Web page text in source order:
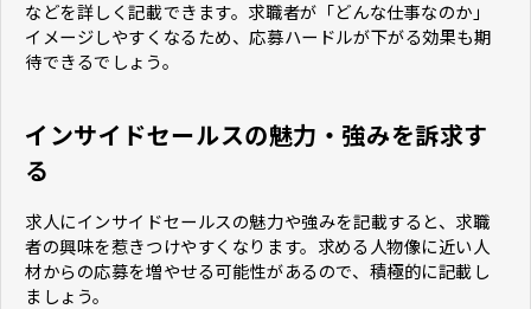
などを詳しく記載できます。求職者が「どんな仕事なのか」
イメージしやすくなるため、応募ハードルが下がる効果も期
待できるでしょう。
インサイドセールスの魅力・強みを訴求す
る
求人にインサイドセールスの魅力や強みを記載すると、求職
者の興味を惹きつけやすくなります。求める人物像に近い人
材からの応募を増やせる可能性があるので、積極的に記載し
ましょう。